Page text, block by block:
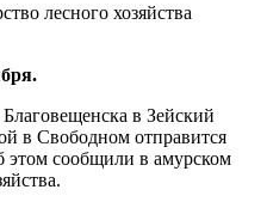
лесного хозяйства
в Зейский
в Свободном отправится
этом сообщили в амурском